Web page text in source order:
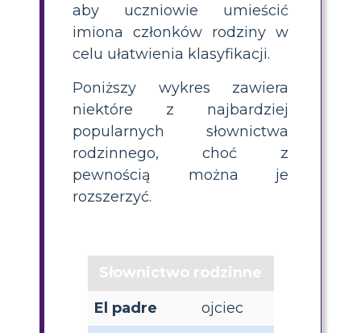
aby uczniowie umieścić
imiona członków rodziny w
celu ułatwienia klasyfikacji.
Poniższy wykres zawiera
niektóre z najbardziej
popularnych słownictwa
rodzinnego, choć z
pewnością można je
rozszerzyć.
Słownictwo rodzinne
El padre
ojciec